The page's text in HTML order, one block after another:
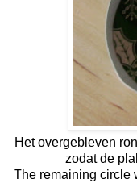
Het overgebleven
zodat de
The remaining circle